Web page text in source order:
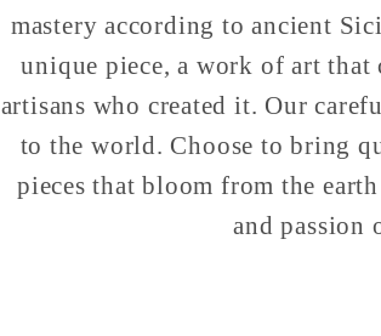
mastery according to ancient
unique piece, a work of art
artisans who created it. Our
to the world. Choose to bring
pieces that bloom from the
and passion